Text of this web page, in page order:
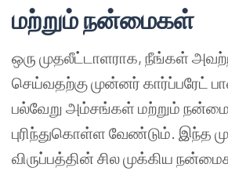
மற்றும் நன்மைகள்
ஒரு முதலீட்டாளராக, நீங்கள்
செய்வதற்கு முன்னர் கார்ப்பரேட்
பல்வேறு அம்சங்கள் மற்றும்
புரிந்துகொள்ள வேண்டும். இந்த
விருப்பத்தின் சில முக்கிய